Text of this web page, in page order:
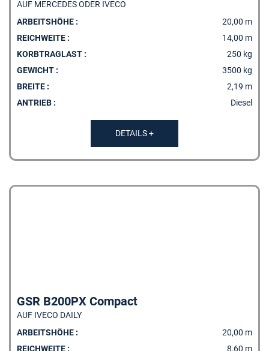
AUF MERCEDES ODER IVECO
ARBEITSHÖHE :
20,00 m
REICHWEITE :
14,00 m
KORBTRAGLAST :
250 kg
GEWICHT :
3500 kg
BREITE :
2,19 m
ANTRIEB :
Diesel
DETAILS +
GSR B200PX Compact
AUF IVECO DAILY
ARBEITSHÖHE :
20,00 m
REICHWEITE :
8,60 m